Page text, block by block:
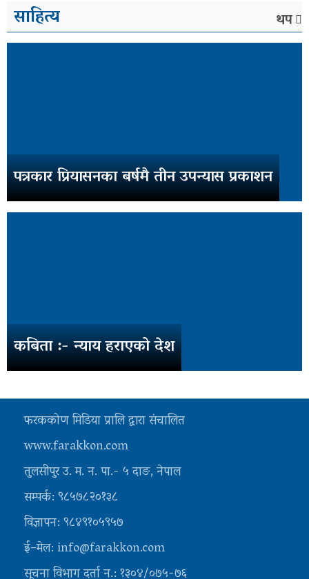
साहित्य थप
पत्रकार प्रियासनका बर्षमै तीन उपन्यास प्रकाशन
कबिता :- न्याय हराएको देश
फरककोण मिडिया प्रालि द्वारा संचालित
www.farakkon.com
तुलसीपुर उ. म. न. पा.- ५ दाङ, नेपाल
सम्पर्क: ९८५७८२०१३८
विज्ञापन: ९८४९१०५९५७
ई–मेल: info@farakkon.com